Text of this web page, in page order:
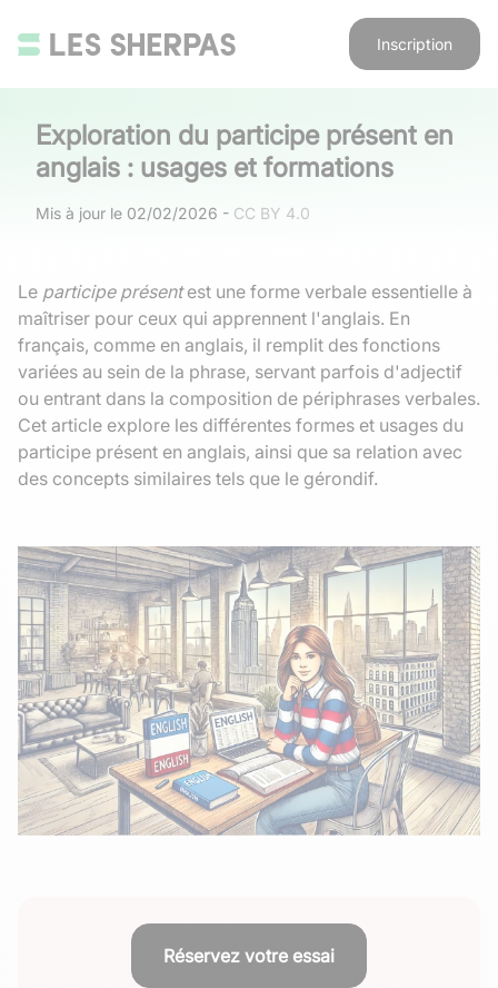
Inscription
Exploration du participe présent en
anglais : usages et formations
Mis à jour le 02/02/2026 - CC BY 4.0
Le participe présentest une forme verbale essentielle à
maîtriser pour ceux qui apprennent l'anglais. En
français, comme en anglais, il remplit des fonctions
variées au sein de la phrase, servant parfois d'adjectif
ou entrant dans la composition de périphrases verbales.
Cet article explore les différentes formes et usages du
participe présent en anglais, ainsi que sa relation avec
des concepts similaires tels que le gérondif.
Réservez votre essai